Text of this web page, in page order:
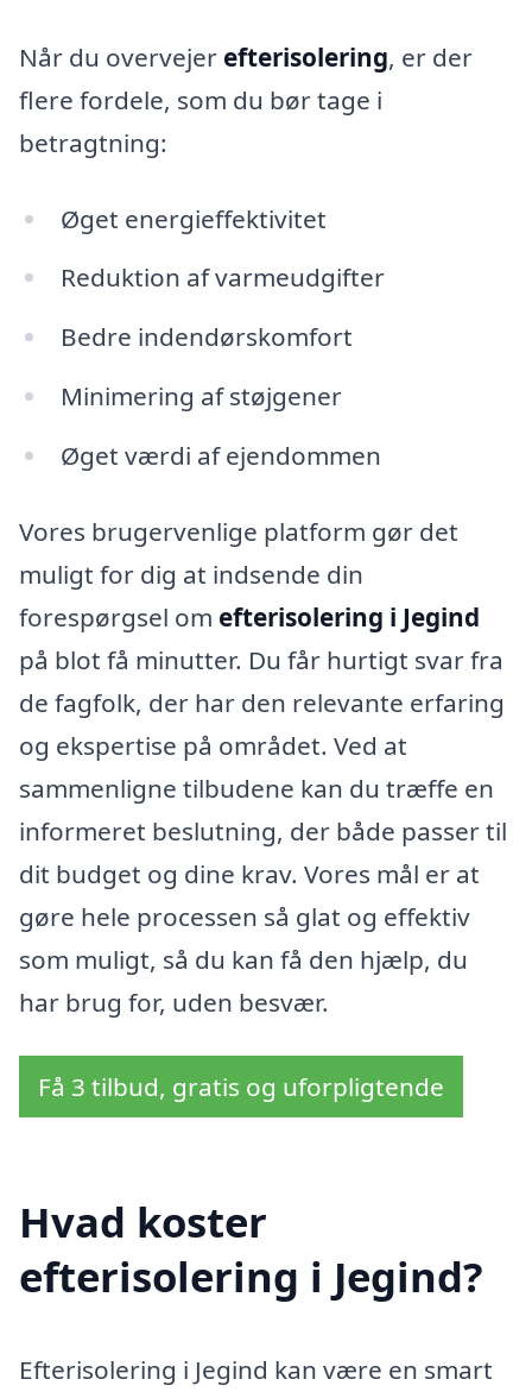
Når du overvejer efterisolering, er der
flere fordele, som du bør tage i
betragtning:
Øget energieffektivitet
Reduktion af varmeudgifter
Bedre indendørskomfort
Minimering af støjgener
Øget værdi af ejendommen
Vores brugervenlige platform gør det
muligt for dig at indsende din
forespørgsel om efterisolering i Jegind
på blot få minutter. Du får hurtigt svar fra
de fagfolk, der har den relevante erfaring
og ekspertise på området. Ved at
sammenligne tilbudene kan du træffe en
informeret beslutning, der både passer til
dit budget og dine krav. Vores mål er at
gøre hele processen så glat og effektiv
som muligt, så du kan få den hjælp, du
har brug for, uden besvær.
Få 3 tilbud, gratis og uforpligtende
Hvad koster
efterisolering i Jegind?
Efterisolering i Jegind kan være en smart